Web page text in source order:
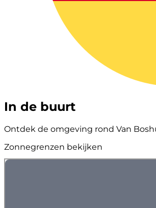
In de buurt
Ontdek de omgeving rond Van
Zonnegrenzen bekijken